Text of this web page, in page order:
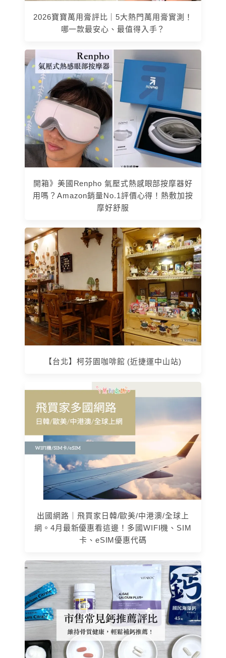
2026寶寶萬用膏評比｜5大熱門萬用膏實測！
哪一款最安心、最值得入手？
開箱》美國Renpho 氣壓式熱感眼部按摩器好
用嗎？Amazon銷量No.1評價心得！熱敷加按
摩好舒服
【台北】柯芬園咖啡館 (近捷運中山站)
出國網路｜飛買家日韓/歐美/中港澳/全球上
網。4月最新優惠看這邊！多國WIFI機、SIM
卡、eSIM優惠代碼